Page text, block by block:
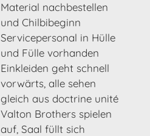
Material nachbestellen
und Chilbibeginn
Servicepersonal in Hülle
und Fülle vorhanden
Einkleiden geht schnell
vorwärts, alle sehen
gleich aus doctrine unité
Valton Brothers spielen
auf, Saal füllt sich